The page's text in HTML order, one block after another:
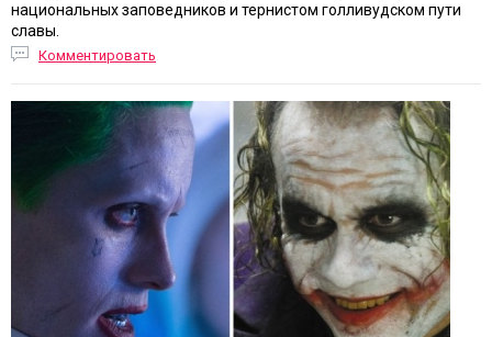
национальных заповедников и тернистом голливудском пути
славы.
Комментировать